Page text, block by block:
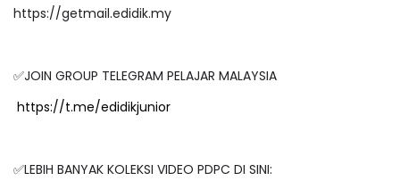
https://getmail.edidik.my
✅JOIN GROUP TELEGRAM PELAJAR MALAYSIA
https://t.me/edidikjunior
✅LEBIH BANYAK KOLEKSI VIDEO PDPC DI SINI: